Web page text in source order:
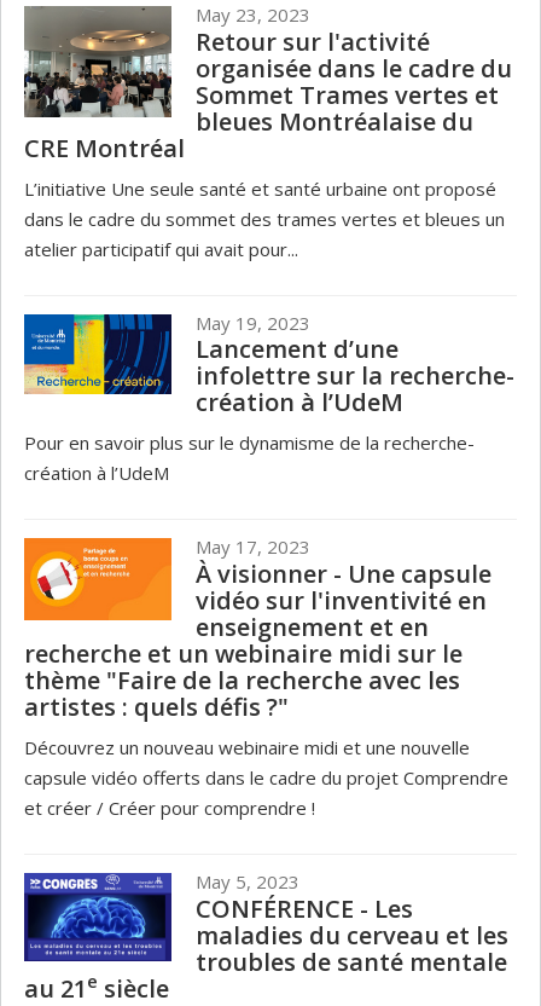
May 23, 2023
Retour sur l'activité
organisée dans le cadre du
Sommet Trames vertes et
bleues Montréalaise du
CRE Montréal
L’initiative Une seule santé et santé urbaine ont proposé
dans le cadre du sommet des trames vertes et bleues un
atelier participatif qui avait pour...
May 19, 2023
Lancement d’une
infolettre sur la recherche-
création à l’UdeM
Pour en savoir plus sur le dynamisme de la recherche-
création à l’UdeM
May 17, 2023
À visionner - Une capsule
vidéo sur l'inventivité en
enseignement et en
recherche et un webinaire midi sur le
thème "Faire de la recherche avec les
artistes : quels défis ?"
Découvrez un nouveau webinaire midi et une nouvelle
capsule vidéo offerts dans le cadre du projet Comprendre
et créer / Créer pour comprendre !
May 5, 2023
CONFÉRENCE - Les
maladies du cerveau et les
troubles de santé mentale
au 21 e siècle